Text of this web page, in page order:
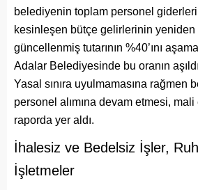
belediyenin toplam personel
kesinleşen bütçe gelirlerinin yeniden
güncellenmiş tutarının %40’ını
Adalar Belediyesinde bu oranın
Yasal sınıra uyulmamasına rağmen
personel alımına devam etmesi,
raporda yer aldı.
İhalesiz ve Bedelsiz İşler,
İşletmeler